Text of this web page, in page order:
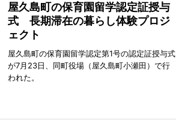
屋久島町の保育園留学認定証授与
式 長期滞在の暮らし体験プロジ
ェクト
屋久島町の保育園留学認定第1号の認定証授与式
が7月23日、同町役場（屋久島町小瀬田）で行
われた。